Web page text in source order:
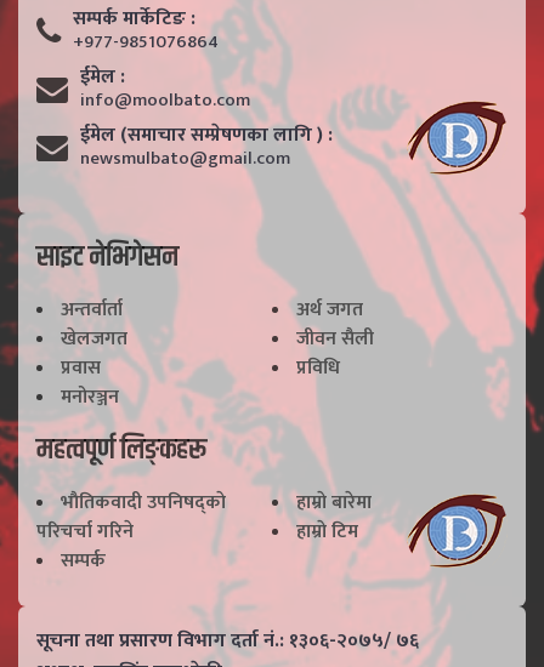
सम्पर्क मार्केटिङ :
+977-9851076864
ईमेल :
info@moolbato.com
ईमेल (समाचार सम्प्रेषणका लागि ) :
newsmulbato@gmail.com
साइट नेभिगेसन
अन्तर्वार्ता
अर्थ जगत
खेलजगत
जीवन सैली
प्रवास
प्रविधि
मनोरञ्जन
महत्वपूर्ण लिङ्कहरू
भाैतिकवादी उपनिषद्काे
परिचर्चा गरिने
हाम्राे बारेमा
हाम्राे टिम
सम्पर्क
सूचना तथा प्रसारण विभाग दर्ता नं.: १३०६-२०७५/ ७६